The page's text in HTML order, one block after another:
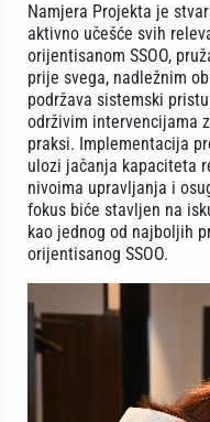
Namjera Projekta je
aktivno učešće svih
orijentisanom SSOO,
prije svega, nadležnim
podržava sistemski
održivim intervencijama
praksi. Implementacija
ulozi jačanja kapaciteta
nivoima upravljanja i
fokus biće stavljen na
kao jednog od najboljih
orijentisanog SSOO.